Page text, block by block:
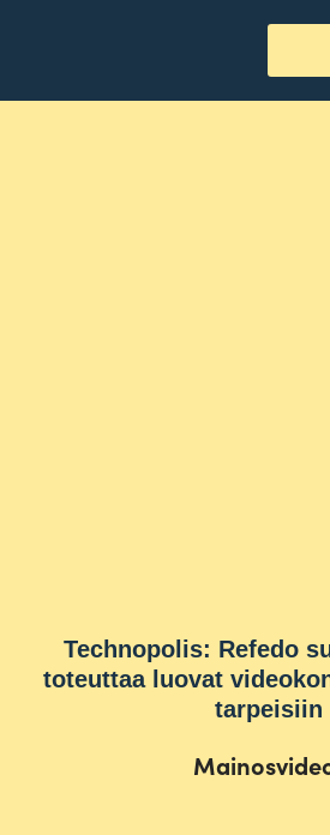
Technopolis: Refedo
toteuttaa luovat
tarpeisiin